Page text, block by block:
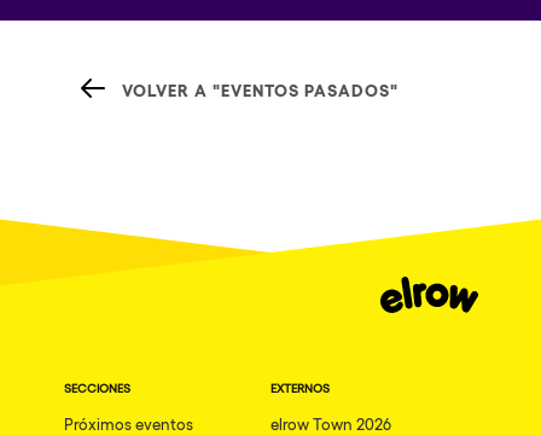
VOLVER A "EVENTOS PASADOS"
SECCIONES
Próximos eventos
EXTERNOS
elrow Town 2026